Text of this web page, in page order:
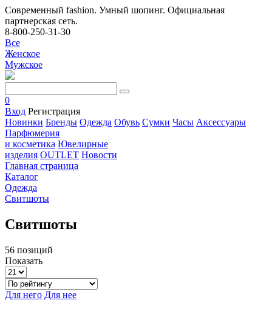
Современный fashion. Умный шопинг. Официальная
партнерская сеть.
8-800-250-31-30
Все
Женское
Мужское
0
Вход Регистрация
Новинки Бренды Одежда Обувь Сумки Часы Аксессуары
Парфюмерия
и косметика Ювелирные
изделия OUTLET Новости
Главная страница
Каталог
Одежда
Свитшоты
Свитшоты
56 позиций
Показать
Для него Для нее